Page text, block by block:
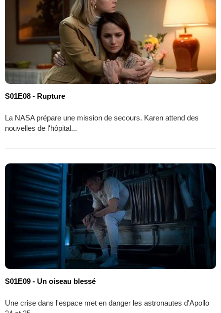
S01E08 - Rupture
La NASA prépare une mission de secours. Karen attend des
nouvelles de l'hôpital...
S01E09 - Un oiseau blessé
Une crise dans l'espace met en danger les astronautes d'Apollo